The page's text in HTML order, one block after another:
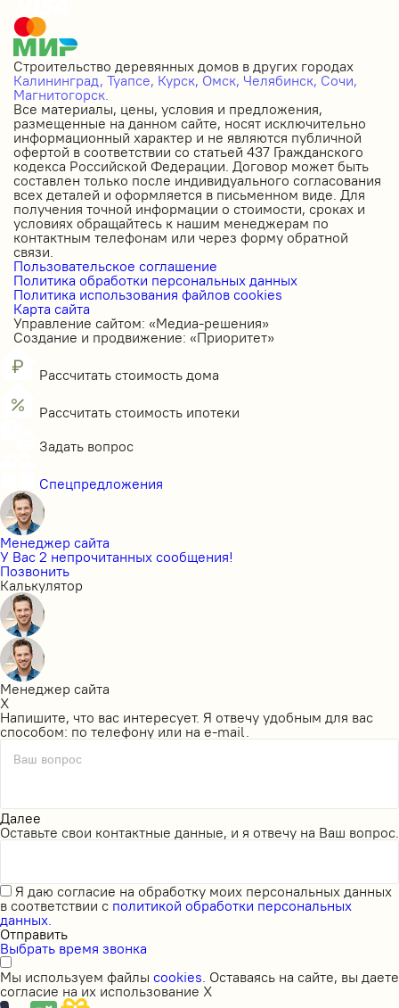
Строительство деревянных домов в других городах
Калининград, Туапсе, Курск, Омск, Челябинск, Сочи,
Магнитогорск.
Все материалы, цены, условия и предложения,
размещенные на данном сайте, носят исключительно
информационный характер и не являются публичной
офертой в соответствии со статьей 437 Гражданского
кодекса Российской Федерации. Договор может быть
составлен только после индивидуального согласования
всех деталей и оформляется в письменном виде. Для
получения точной информации о стоимости, сроках и
условиях обращайтесь к нашим менеджерам по
контактным телефонам или через форму обратной
связи.
Пользовательское соглашение
Политика обработки персональных данных
Политика использования файлов cookies
Карта сайта
Управление сайтом: «Медиа-решения»
Создание и продвижение: «Приоритет»
Рассчитать стоимость дома
Рассчитать стоимость ипотеки
Задать вопрос
Спецпредложения
Менеджер сайта
У Вас 2 непрочитанных сообщения!
Позвонить
Калькулятор
Менеджер сайта
X
Напишите, что вас интересует. Я отвечу удобным для вас
способом: по телефону или на e-mail.
Ваш вопрос
Далее
Оставьте свои контактные данные, и я отвечу на Ваш вопрос.
Я даю согласие на обработку моих персональных данных
в соответствии с политикой обработки персональных
данных.
Отправить
Выбрать время звонка
Мы используем файлы cookies . Оставаясь на сайте, вы даете
согласие на их использование X